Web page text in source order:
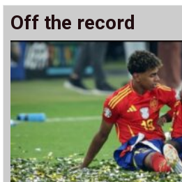
Off the record